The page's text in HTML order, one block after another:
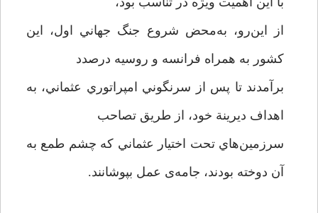
از این‌رو، به‌محض شروع جنگ جهاني اول، اين
كشور به همراه فرانسه و روسيه درصدد
برآمدند تا پس از سرنگوني امپراتوري عثماني، به
اهداف ديرينة خود، از طريق تصاحب
سرزمين‌هاي تحت اختيار عثماني كه چشم طمع به
آن دوخته بودند، جامه‌ی عمل بپوشانند.